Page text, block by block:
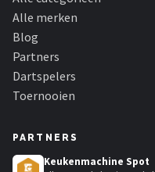
Alle merken
Blog
Partners
Dartspelers
Toernooien
PARTNERS
Keukenmachine Spot